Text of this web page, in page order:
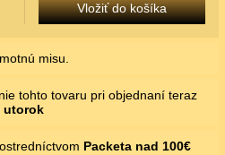
Vložiť do košíka
misu.
tohto tovaru pri objednaní teraz
utorok
Packeta nad 100€